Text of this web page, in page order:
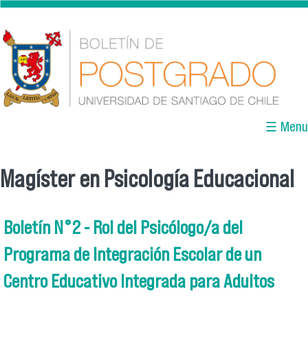
Pasar al contenido principal
☰ Menu
Se encuentra usted aquí
Magíster en Psicología Educacional
Boletín N°2 - Rol del Psicólogo/a del
Programa de Integración Escolar de un
Centro Educativo Integrada para Adultos